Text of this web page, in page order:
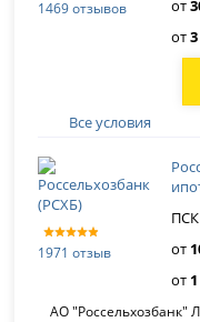
1469 отзывов
от
от3
Все условия
1971 отзыв
от
от 1
АО "Россельхозбанк"